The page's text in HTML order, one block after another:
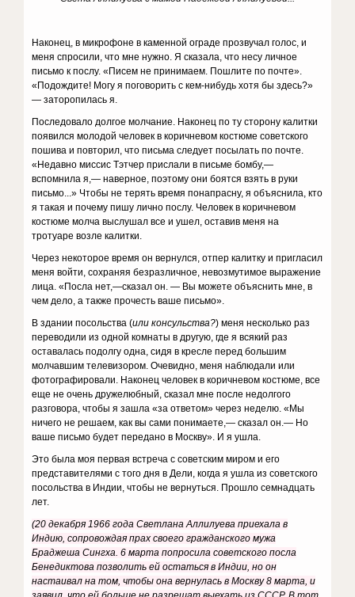
Наконец, в микрофоне в каменной ограде прозвучал голос, и
меня спросили, что мне нужно. Я сказала, что несу личное
письмо к послу. «Писем не принимаем. Пошлите по почте».
«Подождите! Могу я поговорить с кем-нибудь хотя бы здесь?»
— заторопилась я.
Последовало долгое молчание. Наконец по ту сторону калитки
появился молодой человек в коричневом костюме советского
пошива и повторил, что письма следует посылать по почте.
«Недавно миссис Тэтчер прислали в письме бомбу,—
вспомнила я,— наверное, поэтому они боятся взять в руки
письмо...» Чтобы не терять время понапрасну, я объяснила, кто
я такая и почему пишу лично послу. Человек в коричневом
костюме молча выслушал все и ушел, оставив меня на
тротуаре возле калитки.
Через некоторое время он вернулся, отпер калитку и пригласил
меня войти, сохраняя безразличное, невозмутимое выражение
лица. «Посла нет,—сказал он. — Вы можете объяснить мне, в
чем дело, а также прочесть ваше письмо».
В здании посольства (или консульства?) меня несколько раз
переводили из одной комнаты в другую, где я всякий раз
оставалась подолгу одна, сидя в кресле перед большим
молчавшим телевизором. Очевидно, меня наблюдали или
фотографировали. Наконец человек в коричневом костюме, все
еще не очень дружелюбный, сказал мне после недолгого
разговора, чтобы я зашла «за ответом» через неделю. «Мы
ничего не решаем, как вы сами понимаете,— сказал он.— Но
ваше письмо будет передано в Москву». И я ушла.
Это была моя первая встреча с советским миром и его
представителями с того дня в Дели, когда я ушла из советского
посольства в Индии, чтобы не вернуться. Прошло семнадцать
лет.
(20 декабря 1966 года Светлана Аллилуева приехала в
Индию, сопровождая прах своего гражданского мужа
Браджеша Сингха. 6 марта попросила советского посла
Бенедиктова позволить ей остаться в Индии, но он
настаивал на том, чтобы она вернулась в Москву 8 марта, и